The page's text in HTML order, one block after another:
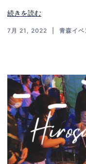
続きを読む
7月 21, 2022 青森イベ